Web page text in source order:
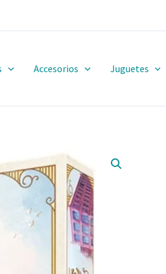
Accesorios Juguetes